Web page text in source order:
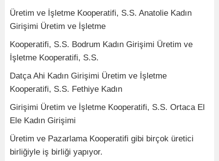
Üretim ve İşletme Kooperatifi, S.S. Anatolie Kadın
Girişimi Üretim ve İşletme
Kooperatifi, S.S. Bodrum Kadın Girişimi Üretim ve
İşletme Kooperatifi, S.S.
Datça Ahi Kadın Girişimi Üretim ve İşletme
Kooperatifi, S.S. Fethiye Kadın
Girişimi Üretim ve İşletme Kooperatifi, S.S. Ortaca El
Ele Kadın Girişimi
Üretim ve Pazarlama Kooperatifi gibi birçok üretici
birliğiyle iş birliği yapıyor.